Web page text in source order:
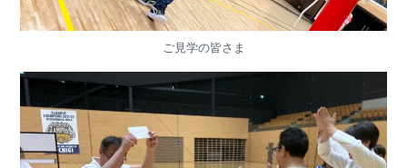
ご見学の皆さま